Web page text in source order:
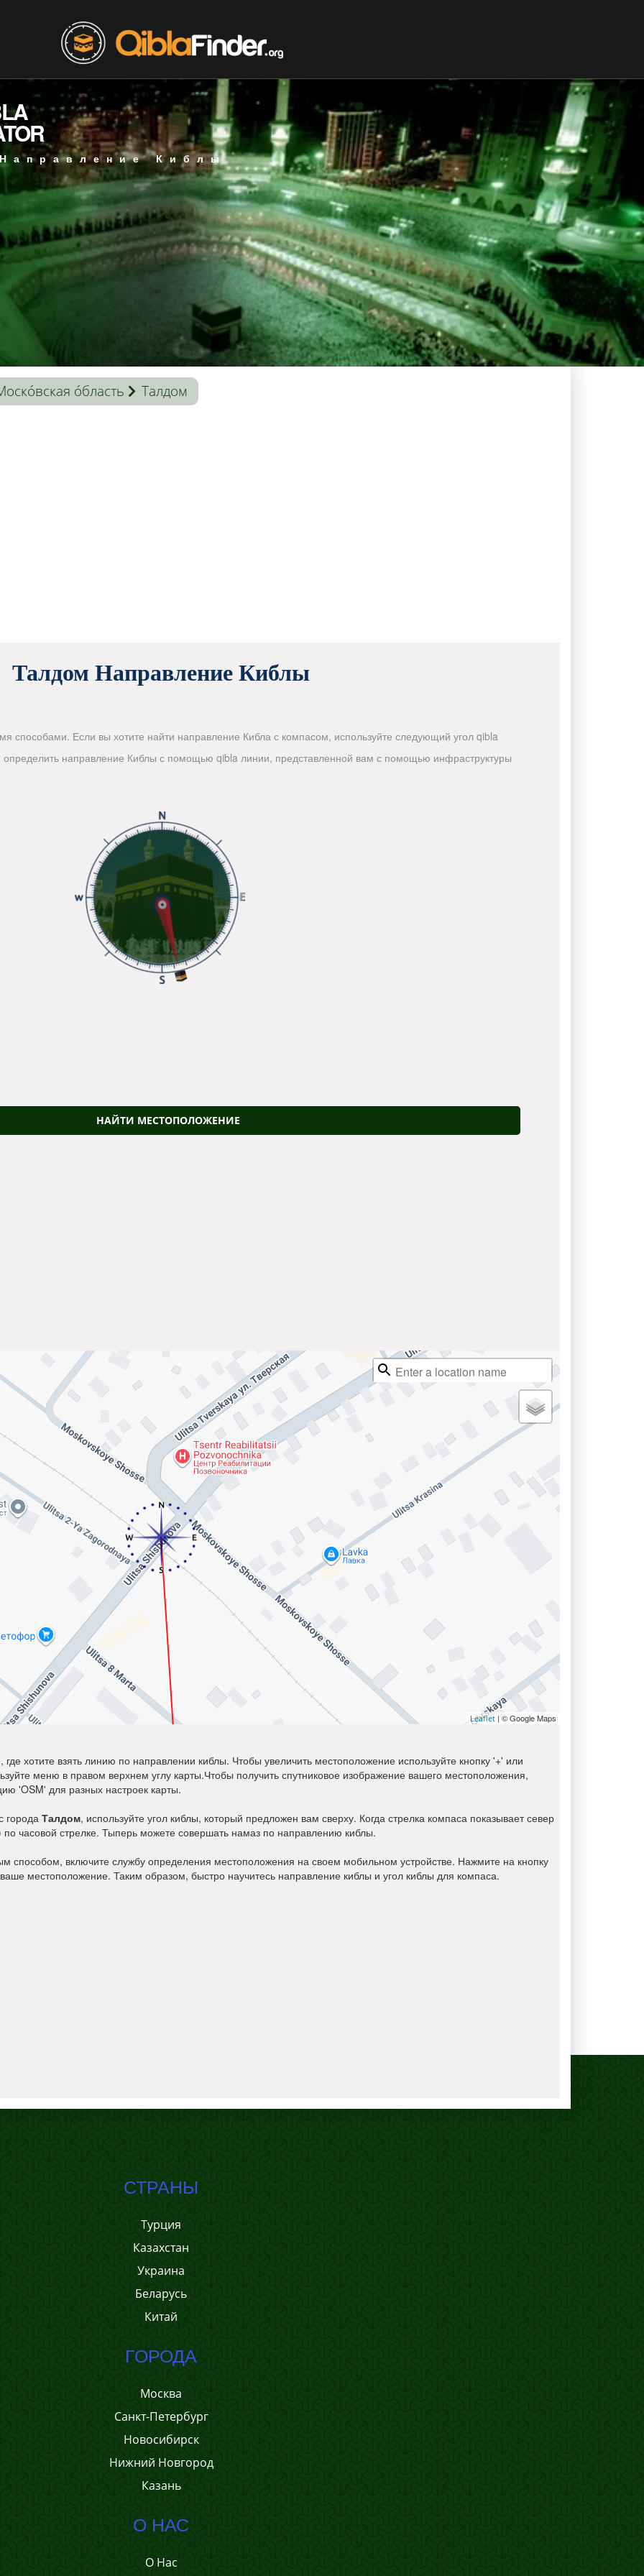
Киблы
о́бласть Талдом
Талдом Направление Киблы
способами. Если вы хотите найти направление Кибла с компасом, используйте следующий угол qibla
направление Киблы с помощью qibla линии, представленной вам с помощью инфраструктуры
НАЙТИ МЕСТОПОЛОЖЕНИЕ
Leaflet | © Google Maps
хотите взять линию по направлении киблы. Чтобы увеличить местоположение используйте кнопку '+' или
меню в правом верхнем углу карты.Чтобы получить спутниковое изображение вашего местоположения,
'OSM' для разных настроек карты.
города Талдом, используйте угол киблы, который предложен вам сверху. Когда стрелка компаса показывает север
часовой стрелке. Тыперь можете совершать намаз по направлению киблы.
способом, включите службу определения местоположения на своем мобильном устройстве. Нажмите на кнопку
местоположение. Таким образом, быстро научитесь направление киблы и угол киблы для компаса.
СТРАНЫ
Турция
Казахстан
Украина
Беларусь
Китай
ГОРОДА
Москва
Санкт-Петербург
Новосибирск
Нижний Новгород
Казань
О НАС
О Нас